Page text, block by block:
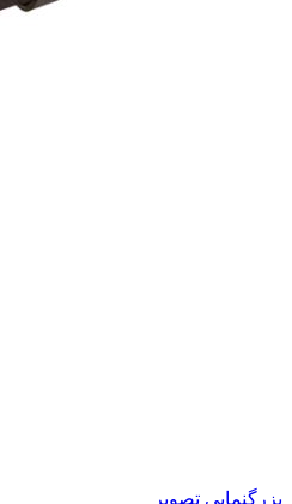
بزرگنمایی تصویر